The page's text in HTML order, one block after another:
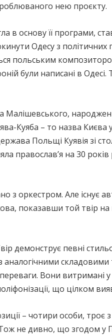
нею проєкту.
в основу її програми,
Одесу з політичних
польським
були написані в
Малішевського,
Куяба – то назва
Польщі Куявія зі
православ’я на 30
з оркестром. Але існує
показавши той твір
демонструє певні
складовими
Вони витримані у
що цілком
– чотири особи,
не дивно, що згодом у